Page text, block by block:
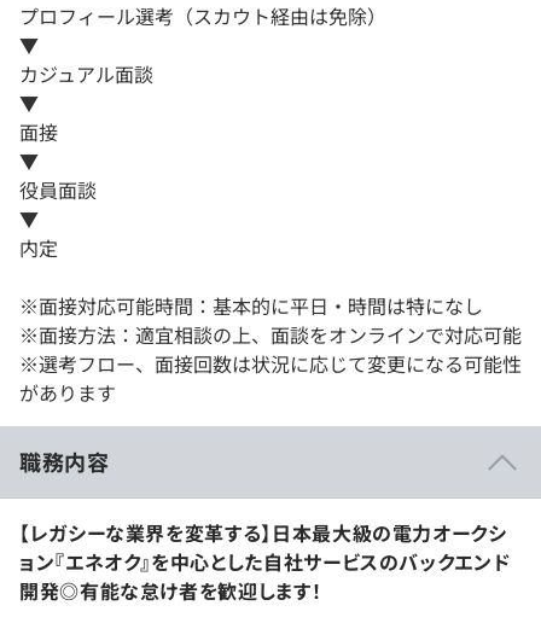
プロフィール選考（スカウト経由は免除）
▼
カジュアル面談
▼
面接
▼
役員面談
▼
内定
※面接対応可能時間：基本的に平日・時間は特になし
※面接方法：適宜相談の上、面談をオンラインで対応可能
※選考フロー、面接回数は状況に応じて変更になる可能性
があります
職務内容
【レガシーな業界を変革する】日本最大級の電力オークシ
ョン『エネオク』を中心とした自社サービスのバックエンド
開発◎有能な怠け者を歓迎します！